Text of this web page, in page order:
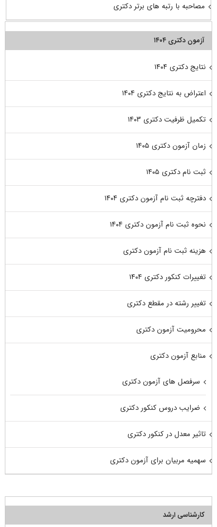
مصاحبه با رتبه های برتر دکتری
آزمون دکتری ۱۴۰۴
نتایج دکتری ۱۴۰۴
اعتراض به نتایج دکتری ۱۴۰۴
تکمیل ظرفیت دکتری ۱۴۰۳
زمان آزمون دکتری ۱۴۰۵
ثبت نام دکتری ۱۴۰۵
دفترچه ثبت نام آزمون دکتری ۱۴۰۴
نحوه ثبت نام آزمون دکتری ۱۴۰۴
هزینه ثبت نام آزمون دکتری
تغییرات کنکور دکتری ۱۴۰۴
تغییر رشته در مقطع دکتری
محرومیت آزمون دکتری
منابع آزمون دکتری
سرفصل های آزمون دکتری
ضرایب دروس کنکور دکتری
تاثیر معدل در کنکور دکتری
سهمیه مربیان برای آزمون دکتری
کارشناسی ارشد